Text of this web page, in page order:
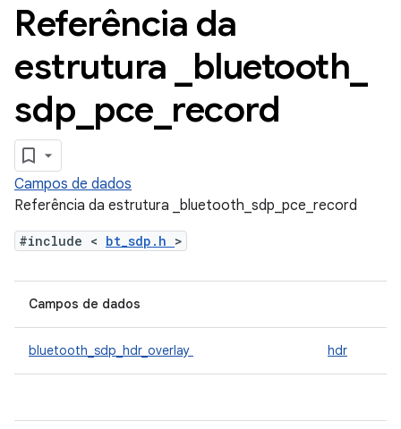
Referência da
estrutura
bluetooth
sdp pce record
Campos de dados
Referência da estrutura _bluetooth_sdp_pce_record
#include < bt_sdp.h >
Campos de dados
bluetooth_sdp_hdr_overlay hdr